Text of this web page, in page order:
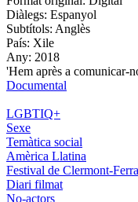
Diàlegs: Espanyol
Subtítols: Anglès
País: Xile
Any: 2018
'Hem après a comunicar-
Documental
LGBTIQ+
Sexe
Temàtica social
Amèrica Llatina
Festival de Clermont-
Diari filmat
No-actors